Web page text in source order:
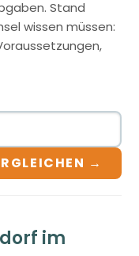
Stand
wissen müssen:
→
im